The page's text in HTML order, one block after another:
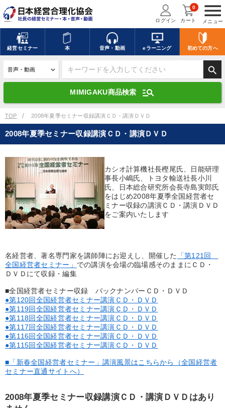
menu
メニュー
ログイン カート
0
経営セミナー 本 音声・動画 eラーニング 初めての方へ
search
MIMIGAKU商品検索 manage_search
キーワードを入力して探す
デジタル版対応のみ検索結果に表示する
search 上記の条件で検索
全国経営者セミナー講演収録物（全1315タイトル）からお探しいただけ
ます
カテゴリー
優秀各社の智恵と戦略 事業家のロマンと経営
若手異才経営者の発想 専門家のアドバイス
リーダーの器量を学ぶ
テーマ
成功哲学・人間学 大竹愼一書籍 経済・景気・相場予測
【最新刊】時代を超える経営150の言葉＋社長のスピーチ・話材
井上和弘の財務力UP
TOP 2008年夏季セミナー収録講演ＣＤ・講演ＤＶＤ
2008年夏季セミナー収録講演ＣＤ・講演ＤＶＤ
カシオ計算機社長樫尾氏、日能研理
事長小嶋氏、トヨタ輸送社長小川
氏、日本総合研究所会長寺島実郎氏
をはじめ2008年夏季全国経営者セ
ミナー収録の講演ＣＤ・講演ＤＶＤ
をご案内いたします
名経営者、著名専門家を講師陣にお迎えし、開催した
「第121回
全国経営者セミナー」 での講演を会場の臨場感そのままにＣＤ・
ＤＶＤにて収録・編集
■全国経営者セミナー収録 バックナンバーＣＤ・ＤＶＤ
●第120回全国経営者セミナー講演ＣＤ・ＤＶＤ
●第119回全国経営者セミナー講演ＣＤ・ＤＶＤ
●第118回全国経営者セミナー講演ＣＤ・ＤＶＤ
●第117回全国経営者セミナー講演ＣＤ・ＤＶＤ
●第116回全国経営者セミナー講演ＣＤ・ＤＶＤ
●第115回全国経営者セミナー講演ＣＤ・ＤＶＤ
■「新春全国経営者セミナー」講演風景はこちらから（全国経営者
セミナー直通サイトへ）
2008年夏季セミナー収録講演ＣＤ・講演ＤＶＤはあり